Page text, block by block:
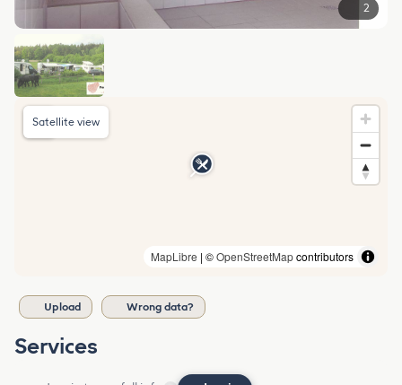
2
MapLibre | ©OpenStreetMapcontributors
Satellite view
Upload Wrong data?
Services